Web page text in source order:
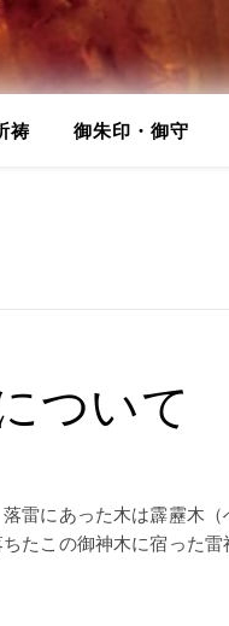
祷 御朱印・御守
ついて
にあった木は霹靂木（
たこの御神木に宿った雷